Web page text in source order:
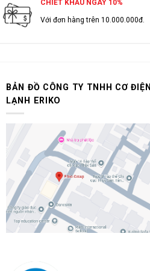
CHIẾT KHẤU NGAY 10%
Với đơn hàng trên 10.000.000đ.
BẢN ĐỒ CÔNG TY TNHH CƠ ĐIỆN
LẠNH ERIKO